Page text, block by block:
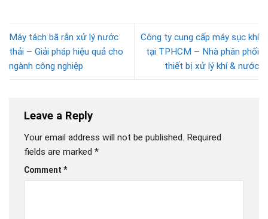
Máy tách bã rắn xử lý nước
thải – Giải pháp hiệu quả cho
ngành công nghiệp
Công ty cung cấp máy sục khí
tại TPHCM – Nhà phân phối
thiết bị xử lý khí & nước
Leave a Reply
Your email address will not be published. Required
fields are marked *
Comment *